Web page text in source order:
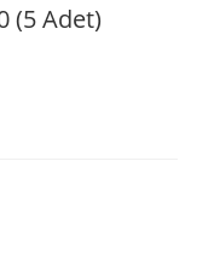
(5 Adet)